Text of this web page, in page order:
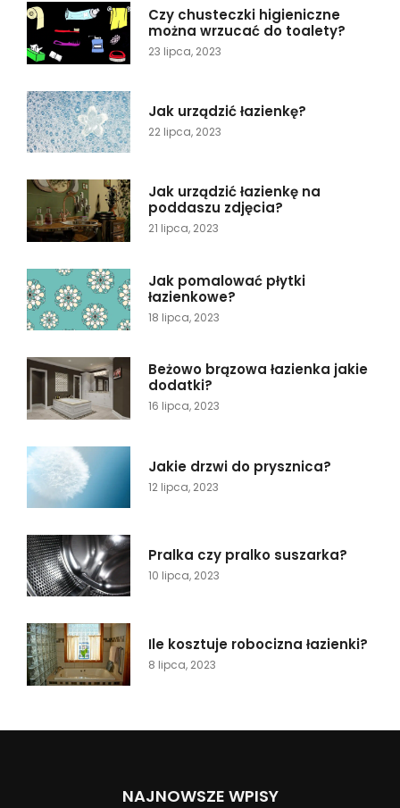
Czy chusteczki higieniczne
można wrzucać do toalety?
23 lipca, 2023
Jak urządzić łazienkę?
22 lipca, 2023
Jak urządzić łazienkę na
poddaszu zdjęcia?
21 lipca, 2023
Jak pomalować płytki
łazienkowe?
18 lipca, 2023
Beżowo brązowa łazienka jakie
dodatki?
16 lipca, 2023
Jakie drzwi do prysznica?
12 lipca, 2023
Pralka czy pralko suszarka?
10 lipca, 2023
Ile kosztuje robocizna łazienki?
8 lipca, 2023
NAJNOWSZE WPISY